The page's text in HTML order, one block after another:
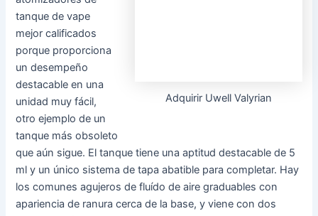
El Tesla Tind es otro
de los mejores
tanques de
vaporizador que
consigue un desempeño fabuloso al integrar bobinas de
malla en su diseño. El tanque tiene un tubo de vidrio de
burbujas que guarda 4.5 ml de y también-líquido y tiene un
colosal diámetro de 28 mm. Para el fluído de aire, el Tind
muestra el sistema de fluído de aire ajustable de estilo de
ranura recurrente, en combinación con una punta de goteo
810 para asegurar que consiga un óptimo fluído de aire en